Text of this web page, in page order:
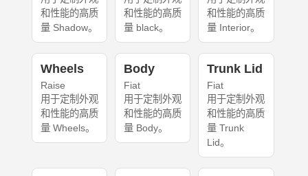
和性能的高质
量 Shadow。
和性能的高质
量 black。
和性能的高质
量 Interior。
Wheels
Raise
用于定制外观
和性能的高质
量 Wheels。
Body
Fiat
用于定制外观
和性能的高质
量 Body。
Trunk Lid
Fiat
用于定制外观
和性能的高质
量 Trunk
Lid。